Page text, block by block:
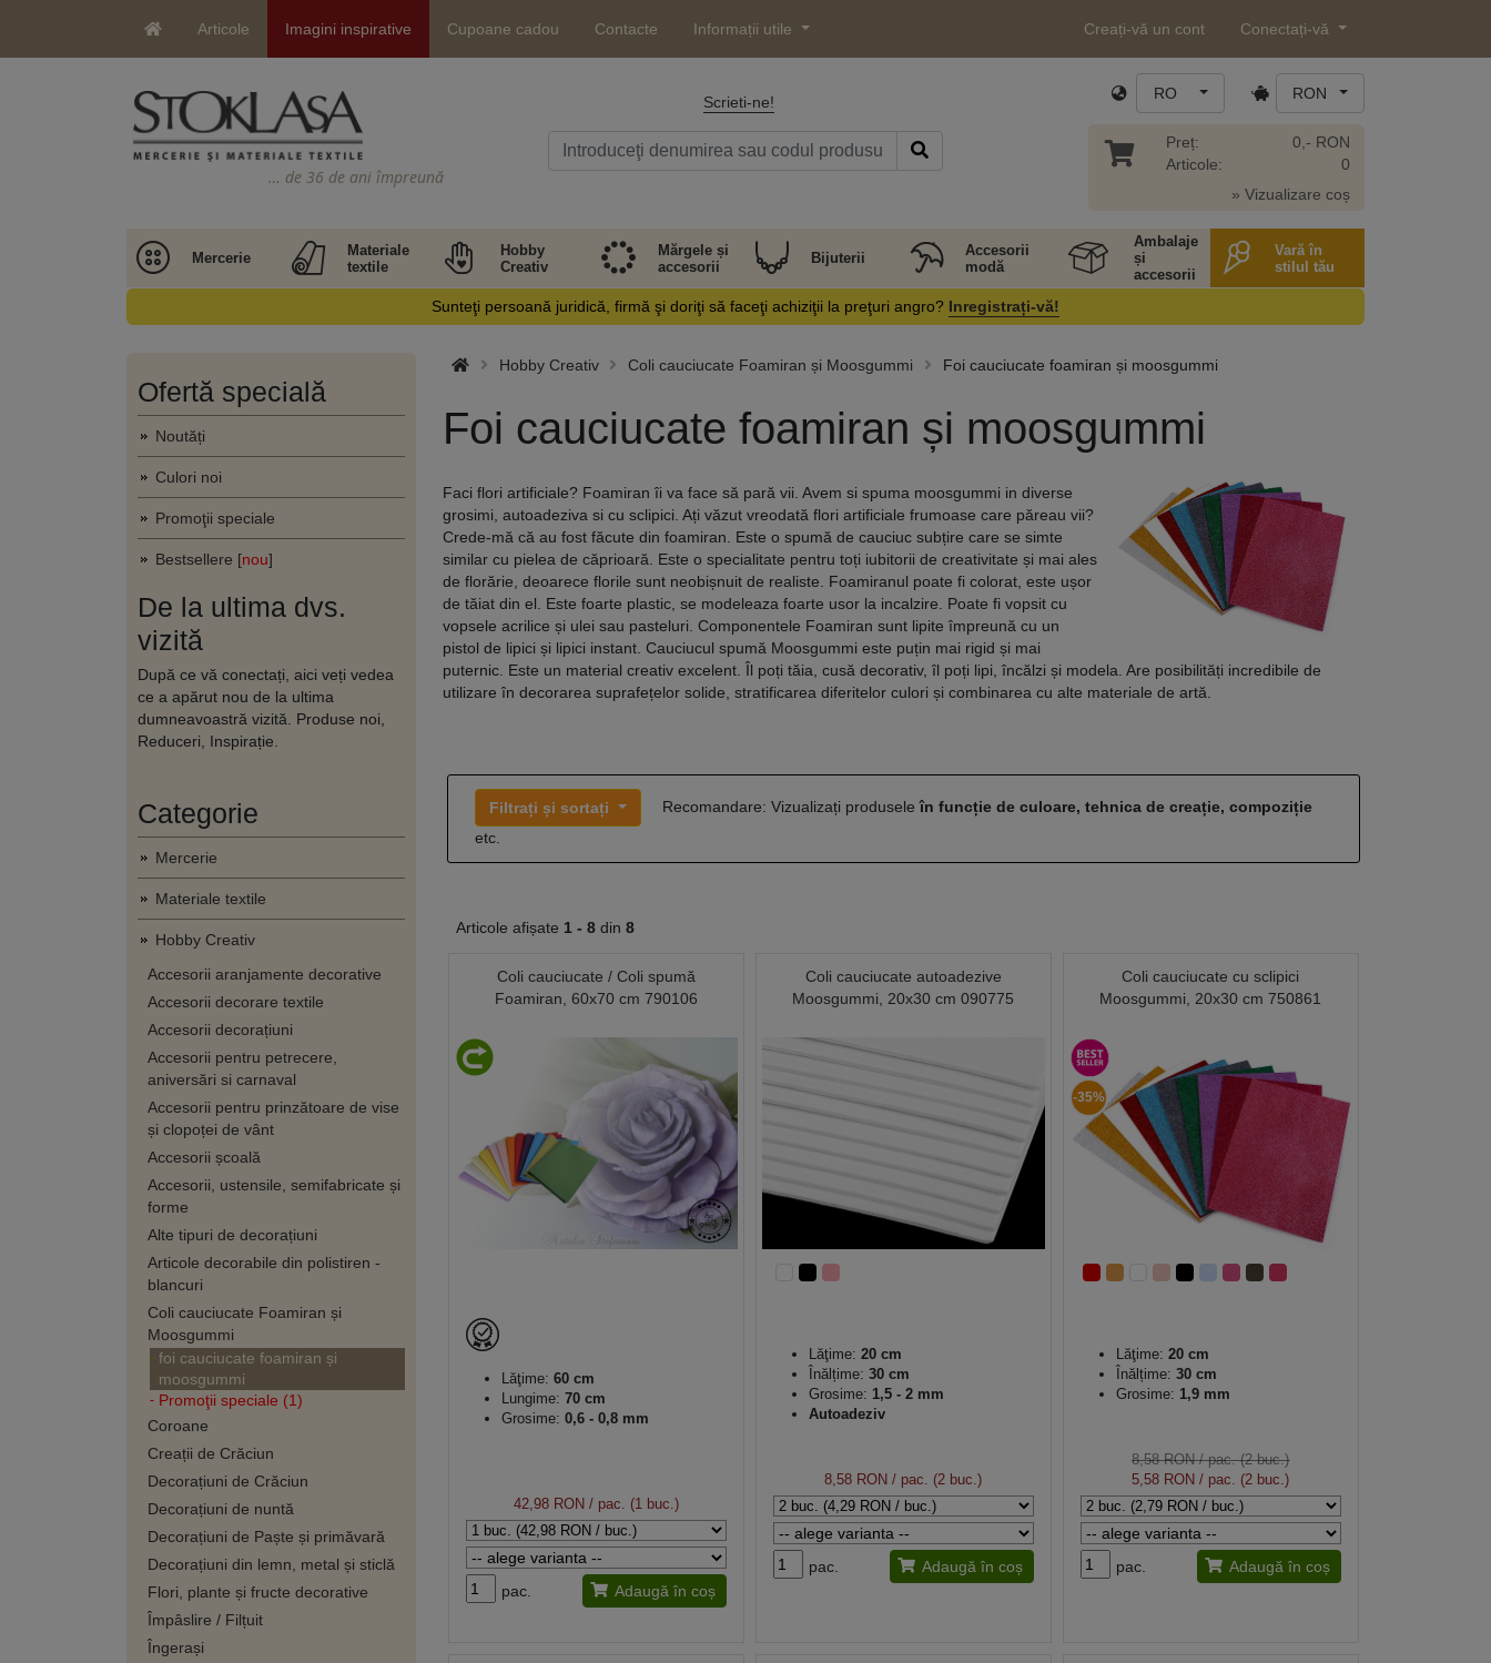
Articole Imagini inspirative Cupoane cadou Contacte Informații utile Creați-vă un cont Conectați-vă
… de 36 de ani împreună
Scrieti-ne! RO RON
Preț:
Articole:
0,- RON
0
» Vizualizare coș
Mercerie
Materiale
textile
Hobby
Creativ
Mărgele și
accesorii
Bijuterii
Accesorii
modă
Ambalaje
și
accesorii
Vară în
stilul tău
Sunteţi persoană juridică, firmă şi doriţi să faceţi achiziţii la preţuri angro? Inregistrați-vă!
Ofertă specială
Noutăți
Culori noi
Promoţii speciale
Bestsellere [nou]
De la ultima dvs.
vizită
După ce vă conectați, aici veți vedea
ce a apărut nou de la ultima
dumneavoastră vizită. Produse noi,
Reduceri, Inspirație.
Categorie
Mercerie
Materiale textile
Hobby Creativ
Accesorii aranjamente decorative
Accesorii decorare textile
Accesorii decorațiuni
Accesorii pentru petrecere,
aniversări si carnaval
Accesorii pentru prinzătoare de vise
și clopoței de vânt
Accesorii școală
Accesorii, ustensile, semifabricate și
forme
Alte tipuri de decorațiuni
Articole decorabile din polistiren -
blancuri
Coli cauciucate Foamiran și
Moosgummi
foi cauciucate foamiran și
moosgummi
Promoţii speciale (1)
Coroane
Creații de Crăciun
Decorațiuni de Crăciun
Decorațiuni de nuntă
Decorațiuni de Paște și primăvară
Decorațiuni din lemn, metal și sticlă
Flori, plante și fructe decorative
Împâslire / Filțuit
Îngerași
Hobby Creativ Coli cauciucate Foamiran și Moosgummi Foi cauciucate foamiran și moosgummi
Foi cauciucate foamiran și moosgummi
Faci flori artificiale? Foamiran îi va face să pară vii. Avem si spuma moosgummi in diverse
grosimi, autoadeziva si cu sclipici. Ați văzut vreodată flori artificiale frumoase care păreau vii?
Crede-mă că au fost făcute din foamiran. Este o spumă de cauciuc subțire care se simte
similar cu pielea de căprioară. Este o specialitate pentru toți iubitorii de creativitate și mai ales
de florărie, deoarece florile sunt neobișnuit de realiste. Foamiranul poate fi colorat, este ușor
de tăiat din el. Este foarte plastic, se modeleaza foarte usor la incalzire. Poate fi vopsit cu
vopsele acrilice și ulei sau pasteluri. Componentele Foamiran sunt lipite împreună cu un
pistol de lipici și lipici instant. Cauciucul spumă Moosgummi este puțin mai rigid și mai
puternic. Este un material creativ excelent. Îl poți tăia, cusă decorativ, îl poți lipi, încălzi și modela. Are posibilități incredibile de
utilizare în decorarea suprafețelor solide, stratificarea diferitelor culori și combinarea cu alte materiale de artă.
Filtrați și sortați Recomandare: Vizualizați produseleîn funcție de culoare, tehnica de creație, compoziție
etc.
Articole afișate 1 - 8 din 8
Coli cauciucate / Coli spumă
Foamiran, 60x70 cm 790106
Lăţime: 60 cm
Lungime: 70 cm
Grosime: 0,6 - 0,8 mm
42,98 RON / pac. (1 buc.)
pac. Adaugă în coș
Coli cauciucate autoadezive
Moosgummi, 20x30 cm 090775
Lăţime: 20 cm
Înălțime: 30 cm
Grosime: 1,5 - 2 mm
Autoadeziv
8,58 RON / pac. (2 buc.)
pac. Adaugă în coș
Coli cauciucate cu sclipici
Moosgummi, 20x30 cm 750861
-35%
Lăţime: 20 cm
Înălțime: 30 cm
Grosime: 1,9 mm
8,58 RON/ pac. (2 buc.)
5,58 RON / pac. (2 buc.)
pac. Adaugă în coș